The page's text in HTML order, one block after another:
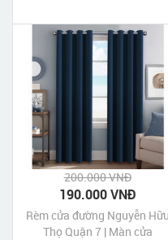
200.000 VNĐ
190.000 VNĐ
Rèm cửa đường Nguyễn Hữu
Thọ Quận 7 | Màn cửa